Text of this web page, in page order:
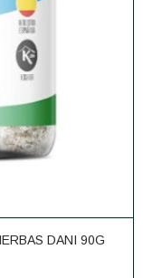
DANI 90G